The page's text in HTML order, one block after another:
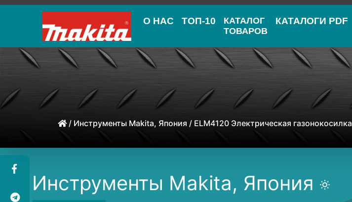
О НАС ТОП-10
КАТАЛОГ
ТОВАРОВ
КАТАЛОГИ PDF
/ Инструменты Makita, Япония / ELM4120 Электрическая газонокосилка
Инструменты Makita, Япония